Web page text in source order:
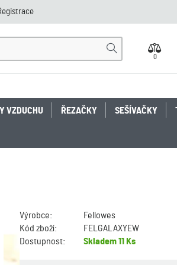
0
VZDUCHU ŘEZAČKY SEŠÍVAČKY
Výrobce:
Fellowes
Kód zboží:
FELGALAXYEW
Dostupnost:
Skladem11 Ks